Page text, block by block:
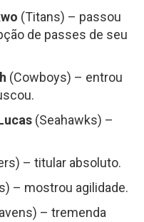
(Titans) – passou
de passes de seu
(Cowboys) – entrou
(Seahawks) –
– titular absoluto.
– mostrou agilidade.
– tremenda